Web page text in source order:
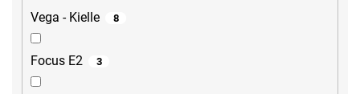
Vega - Kielle 8
Focus E2 3